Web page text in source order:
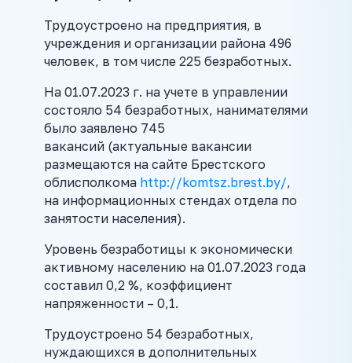
Трудоустроено на предприятия, в
учреждения и организации района 496
человек, в том числе 225 безработных.
На 01.07.2023 г. на учете в управлении
состояло 54 безработных, нанимателями
было заявлено 745
вакансий (актуальные вакансии
размещаются на сайте Брестского
облисполкома http://komtsz.brest.by/,
на информационных стендах отдела по
занятости населения).
Уровень безработицы к экономически
активному населению на 01.07.2023 года
составил 0,2 %, коэффициент
напряженности – 0,1.
Трудоустроено 54 безработных,
нуждающихся в дополнительных